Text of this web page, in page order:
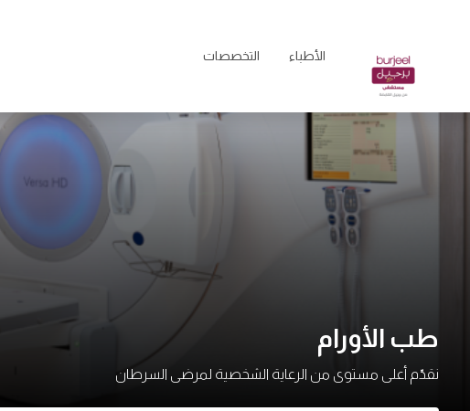
الأطباء التخصصات
طب الأورام
نقدّم أعلى مستوى من الرعاية الشخصية لمرضى السرطان